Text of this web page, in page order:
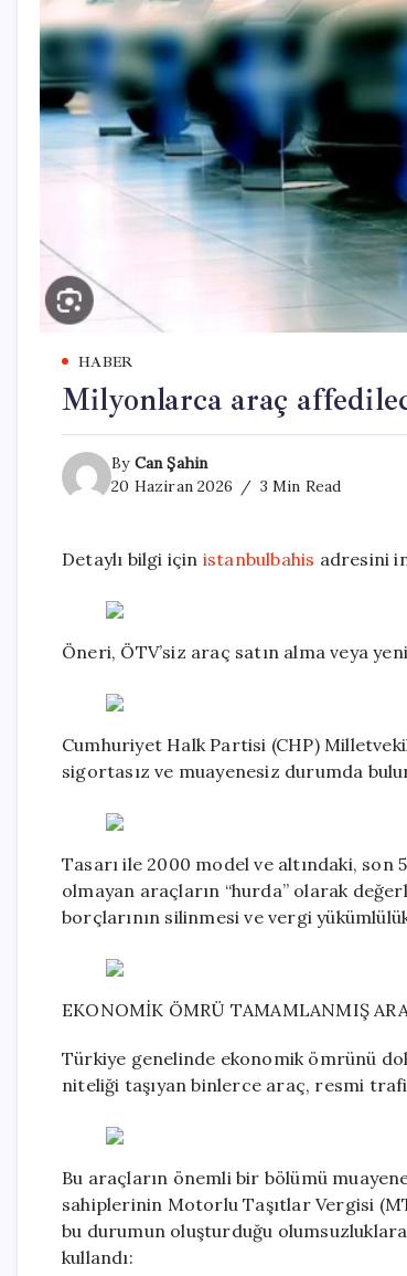
HABER
Milyonlarca araç
By Can Şahin
20 Haziran 2026
3 Min Read
Detaylı bilgi için istanbulbahis adresini
Öneri, ÖTV’siz araç satın alma veya
Cumhuriyet Halk Partisi (CHP)
sigortasız ve muayenesiz durumda
Tasarı ile 2000 model ve altındaki,
olmayan araçların “hurda” olarak
borçlarının silinmesi ve vergi
EKONOMİK ÖMRÜ TAMAMLANMIŞ
Türkiye genelinde ekonomik ömrünü
niteliği taşıyan binlerce araç, resmi
Bu araçların önemli bir bölümü
sahiplerinin Motorlu Taşıtlar Vergisi
bu durumun oluşturduğu
kullandı: